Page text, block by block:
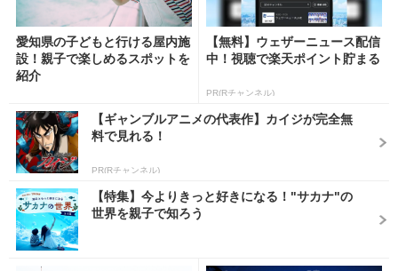
愛知県の子どもと行ける屋内施
設！親子で楽しめるスポットを
紹介
【無料】ウェザーニュース配信
中！視聴で楽天ポイント貯まる
PR(Rチャンネル)
【ギャンブルアニメの代表作】カイジが完全無
料で見れる！
PR(Rチャンネル)
【特集】今よりきっと好きになる！"サカナ"の
世界を親子で知ろう